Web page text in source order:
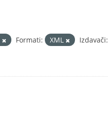
Formati: XML
Izdavači: